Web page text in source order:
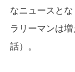
なニュースと
ラリーマンは
話）。